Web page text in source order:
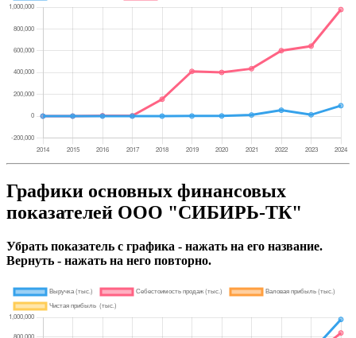
Графики основных финансовых
показателей ООО "СИБИРЬ-ТК"
Убрать показатель с графика - нажать на его название.
Вернуть - нажать на него повторно.